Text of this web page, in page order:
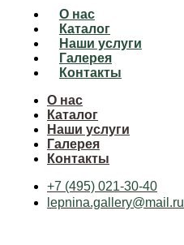
О нас
Каталог
Наши услуги
Галерея
Контакты
О нас
Каталог
Наши услуги
Галерея
Контакты
+7 (495) 021-30-40
lepnina.gallery@mail.ru